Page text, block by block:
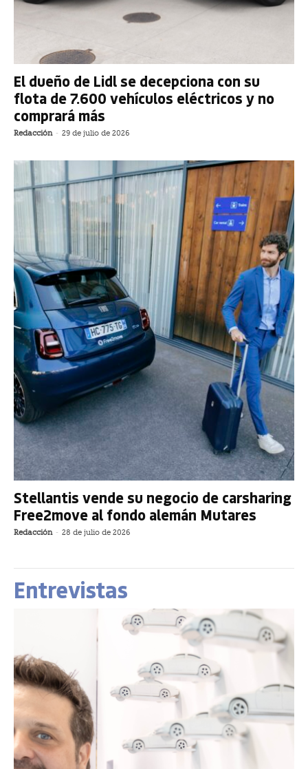
El dueño de Lidl se decepciona con su
flota de 7.600 vehículos eléctricos y no
comprará más
Redacción - 29 de julio de 2026
Stellantis vende su negocio de carsharing
Free2move al fondo alemán Mutares
Redacción - 28 de julio de 2026
Entrevistas